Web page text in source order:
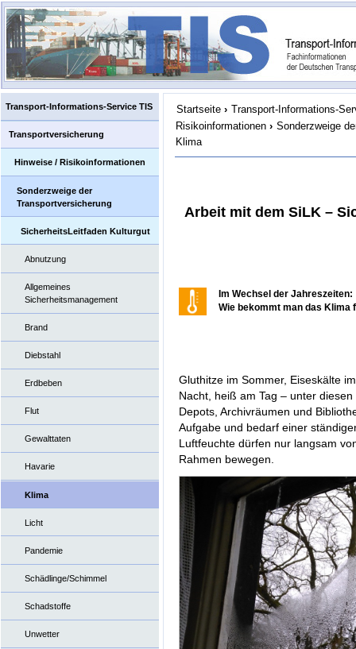
Transport-Informations-Service TIS
Transportversicherung
Hinweise / Risikoinformationen
Sonderzweige der
Transportversicherung
SicherheitsLeitfaden Kulturgut
Abnutzung
Allgemeines
Sicherheitsmanagement
Brand
Diebstahl
Erdbeben
Flut
Gewalttaten
Havarie
Klima
Licht
Pandemie
Schädlinge/Schimmel
Schadstoffe
Unwetter
Startseite › Transport-Informations-
Risikoinformationen › Sonderzweige
Klima
Arbeit mit dem SiLK –
Im Wechsel der Jahreszeiten:
Wie bekommt man das Klima
Gluthitze im Sommer, Eiseskälte
Nacht, heiß am Tag – unter
Depots, Archivräumen und
Aufgabe und bedarf einer
Luftfeuchte dürfen nur langsam
Rahmen bewegen.